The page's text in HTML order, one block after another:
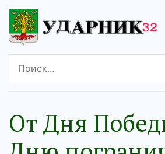
От Дня